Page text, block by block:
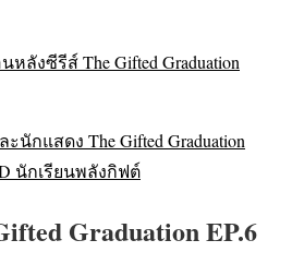
หลังซีรีส์ The Gifted Graduation
ะนักแสดง The Gifted Graduation
นักเรียนพลังกิฟต์
Graduation EP.6